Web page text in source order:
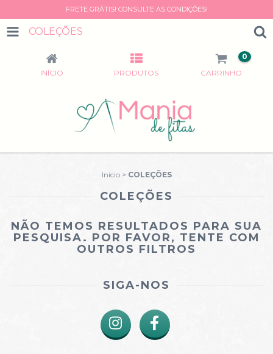
FRETE GRÁTIS! CONSULTE AS CONDIÇÕES!
COLEÇÕES
INÍCIO PRODUTOS CARRINHO
0
Início > COLEÇÕES
COLEÇÕES
NÃO TEMOS RESULTADOS PARA SUA
PESQUISA. POR FAVOR, TENTE COM
OUTROS FILTROS
SIGA-NOS